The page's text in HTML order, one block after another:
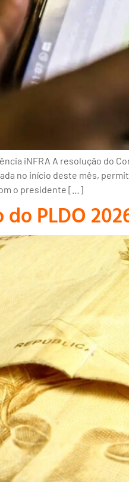
iNFRA A resolução do
no início deste mês,
o presidente […]
do PLDO